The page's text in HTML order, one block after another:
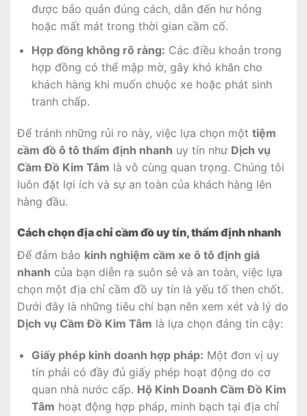
được bảo quản đúng cách, dẫn đến hư hỏng
hoặc mất mát trong thời gian cầm cố.
Hợp đồng không rõ ràng: Các điều khoản trong
hợp đồng có thể mập mờ, gây khó khăn cho
khách hàng khi muốn chuộc xe hoặc phát sinh
tranh chấp.
Để tránh những rủi ro này, việc lựa chọn một tiệm
cầm đồ ô tô thẩm định nhanh uy tín như Dịch vụ
Cầm Đồ Kim Tâm là vô cùng quan trọng. Chúng tôi
luôn đặt lợi ích và sự an toàn của khách hàng lên
hàng đầu.
Cách chọn địa chỉ cầm đồ uy tín, thẩm định nhanh
Để đảm bảo kinh nghiệm cầm xe ô tô định giá
nhanh của bạn diễn ra suôn sẻ và an toàn, việc lựa
chọn một địa chỉ cầm đồ uy tín là yếu tố then chốt.
Dưới đây là những tiêu chí bạn nên xem xét và lý do
Dịch vụ Cầm Đồ Kim Tâm là lựa chọn đáng tin cậy:
Giấy phép kinh doanh hợp pháp: Một đơn vị uy
tín phải có đầy đủ giấy phép hoạt động do cơ
quan nhà nước cấp. Hộ Kinh Doanh Cầm Đồ Kim
Tâm hoạt động hợp pháp, minh bạch tại địa chỉ